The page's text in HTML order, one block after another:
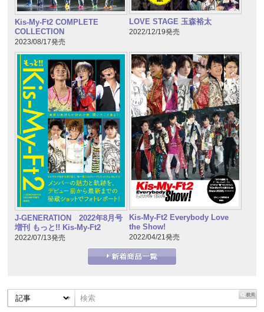
Kis-My-Ft2 COMPLETE
COLLECTION
2023/08/17発売
LOVE STAGE 玉森裕太
2022/12/19発売
J-GENERATION 2022年8月号
増刊 もっと!! Kis-My-Ft2
2022/07/13発売
Kis-My-Ft2 Everybody Love
the Show!
2022/04/21発売